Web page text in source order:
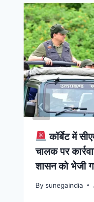
कॉर्बेट में
चालक पर
शासन को भेजी
By sunegaindia